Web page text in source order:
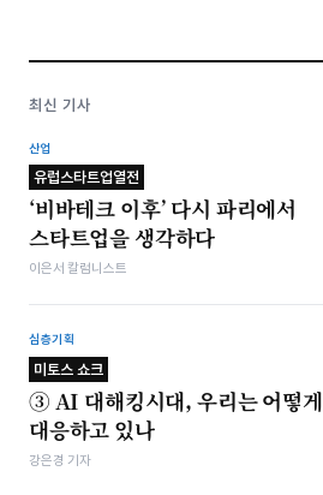
최신 기사
산업
유럽스타트업열전
‘비바테크 이후’ 다시 파리에서
스타트업을 생각하다
이은서 칼럼니스트
심층기획
미토스 쇼크
③ AI 대해킹시대, 우리는 어떻게
대응하고 있나
강은경 기자